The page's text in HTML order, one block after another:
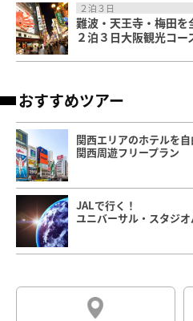
２泊３日
難波・天王寺・梅田を
２泊３日大阪観光コー
おすすめツアー
関西エリアのホテルを
関西周遊フリープラン
JALで行く！
ユニバーサル・スタジ